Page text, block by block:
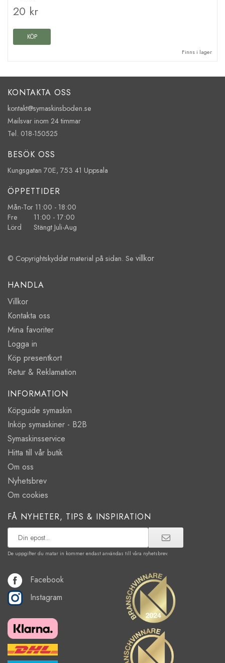
20 kr
KÖP
Finns i lager
KONTAKTA OSS
kontakt@symaskinsboden.se
Mailsvar inom 24 timmar
Tel. 018-150525
BESÖK OSS
Kungsgatan 70E, 753 41 Uppsala
ÖPPETTIDER
Mån-Tor 11:00 - 18:00
Fre 11:00 - 17:00
Lörd Stängt Juli-Aug
© Copyrightskyddat material på sidan. Se villkor
HANDLA
Villkor
Kontakta oss
Mina favoriter
Logga in
Köp presentkort
Retur & Reklamation
INFORMATION
Köpguide symaskin
Inköp symaskiner - B2B
Symaskinsservice
Hitta till vår butik
Om oss
Nyhetsbrev
Om cookies
FÅ NYHETER, TIPS & INSPIRATION
De uppgifter du matar in kommer endast användas till våra nyhetsbrev.
Facebook
Instagram